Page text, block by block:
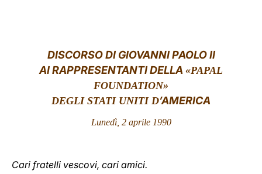
DISCORSO DI GIOVANNI PAOLO II
AI RAPPRESENTANTI DELLA «PAPAL
FOUNDATION»
DEGLI STATI UNITI D’AMERICA
Lunedì, 2 aprile 1990
Cari fratelli vescovi, cari amici.